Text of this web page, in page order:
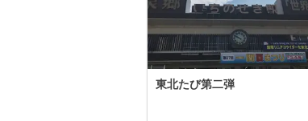
東北たび第二弾